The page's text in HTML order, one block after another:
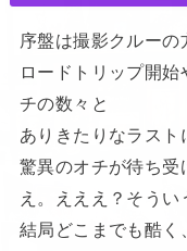
序盤は撮影クルーの
ロードトリップ開
チの数々と
ありきたりなラスト
驚異のオチが待ち受
え。えええ？そうい
結局どこまでも酷く